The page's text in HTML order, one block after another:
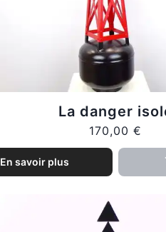
La danger
170,00 €
En savoir plus